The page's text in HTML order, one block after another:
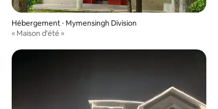
Hébergement ⋅ Mymensingh Division
« Maison d'été »